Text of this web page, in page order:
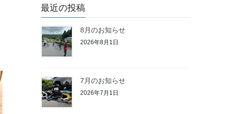
最近の投稿
8月のお知らせ
2026年8月1日
7月のお知らせ
2026年7月1日